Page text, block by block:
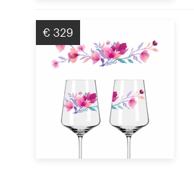
€ 329